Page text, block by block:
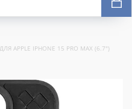
APPLE IPHONE 15 PRO MAX (6.7")